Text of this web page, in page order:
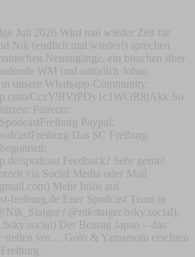
Juli 2026 Wird mal wieder Zeit für
Nik (endlich mal wieder!) sprechen
Neuzugänge, ein bisschen über
WM und natürlich Johan
unsere Whatsapp-Community:
CczY9IVtPDy1c1WOR8jAkk So
Patreon:
Paypal:
Das SC Freiburg
spodcast Feedback? Sehr gerne!
via Social Media oder Mail
) Mehr Infos auf
freiburg.de Euer Spodcast Team in
/ @nikstaiger.bsky.social),
Der Beitrag Japan – das
stellen vor… Goto & Yamamoto erschien